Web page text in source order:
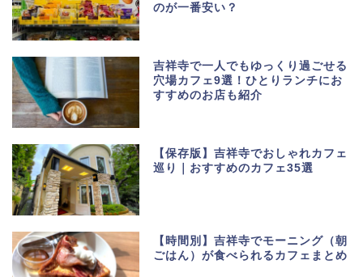
のが一番安い？
吉祥寺で一人でもゆっくり過ごせる
穴場カフェ9選！ひとりランチにお
すすめのお店も紹介
【保存版】吉祥寺でおしゃれカフェ
巡り｜おすすめのカフェ35選
【時間別】吉祥寺でモーニング（朝
ごはん）が食べられるカフェまとめ